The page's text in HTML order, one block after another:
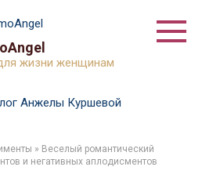
жизни женщинам
Анжелы Куршевой
» Веселый романтический
и негативных аплодисментов